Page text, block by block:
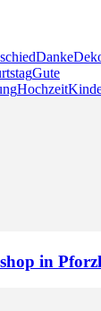
Danke
Gute
Hochzeit
in